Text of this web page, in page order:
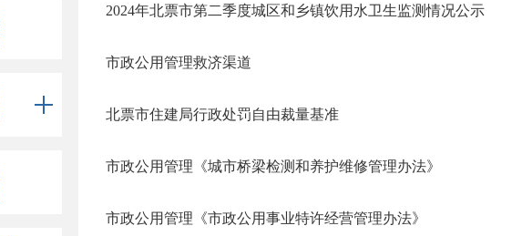
2024年北票市第二季度城区和乡镇饮用水卫生监测情况公示
市政公用管理救济渠道
北票市住建局行政处罚自由裁量基准
市政公用管理《城市桥梁检测和养护维修管理办法》
市政公用管理《市政公用事业特许经营管理办法》